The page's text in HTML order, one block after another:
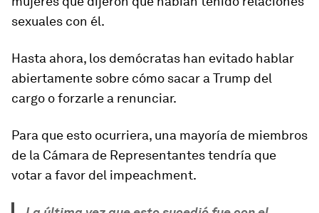
sexuales con él.
Hasta ahora, los demócratas han evitado hablar
abiertamente sobre cómo sacar a Trump del
cargo o forzarle a renunciar.
Para que esto ocurriera, una mayoría de miembros
de la Cámara de Representantes tendría que
votar a favor del impeachment.